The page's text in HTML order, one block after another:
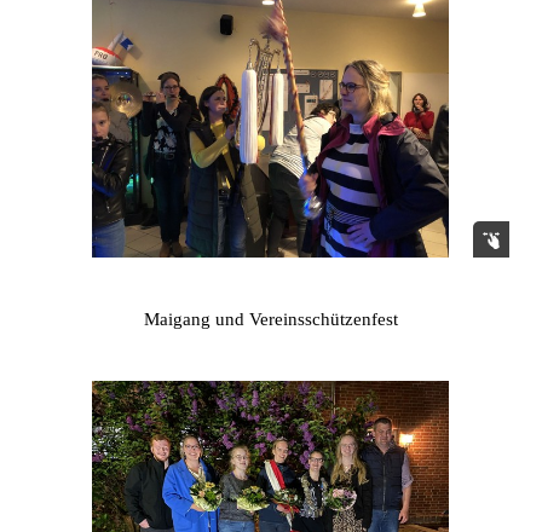
Maigang und Vereinsschützenfest